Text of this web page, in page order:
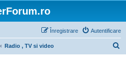
Autentificare
Înregistrare
Radio , TV si video